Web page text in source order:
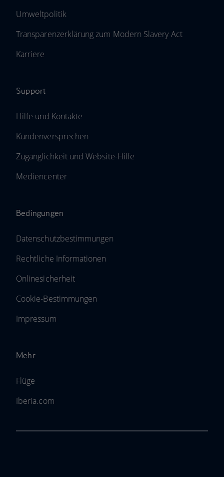
Umweltpolitik
Transparenzerklärung zum Modern Slavery Act
Karriere
Support
Hilfe und Kontakte
Kundenversprechen
Zugänglichkeit und Website-Hilfe
Mediencenter
Bedingungen
Datenschutzbestimmungen
Rechtliche Informationen
Onlinesicherheit
Cookie-Bestimmungen
Impressum
Mehr
Flüge
Iberia.com